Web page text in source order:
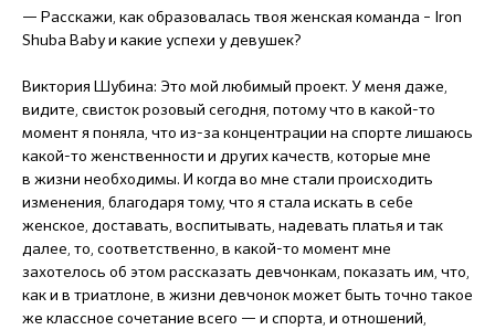
— Расскажи, как образовалась твоя женская команда – Iron
Shuba Baby и какие успехи у девушек?
Виктория Шубина: Это мой любимый проект. У меня даже,
видите, свисток розовый сегодня, потому что в какой-то
момент я поняла, что из-за концентрации на спорте лишаюсь
какой-то женственности и других качеств, которые мне
в жизни необходимы. И когда во мне стали происходить
изменения, благодаря тому, что я стала искать в себе
женское, доставать, воспитывать, надевать платья и так
далее, то, соответственно, в какой-то момент мне
захотелось об этом рассказать девчонкам, показать им, что,
как и в триатлоне, в жизни девчонок может быть точно такое
же классное сочетание всего — и спорта, и отношений,